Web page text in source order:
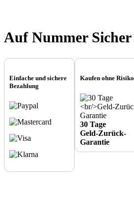
Auf Nummer Sicher
Einfache und sichere
Bezahlung
Kaufen ohne Risiko
30 Tage
Geld-Zurück-
Garantie